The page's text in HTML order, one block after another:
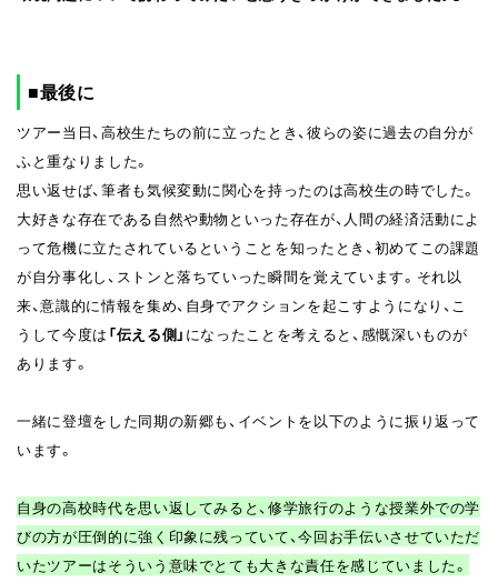
■最後に
ツアー当日、高校生たちの前に立ったとき、彼らの姿に過去の自分が
ふと重なりました。
思い返せば、筆者も気候変動に関心を持ったのは高校生の時でした。
大好きな存在である自然や動物といった存在が、人間の経済活動によ
って危機に立たされているということを知ったとき、初めてこの課題
が自分事化し、ストンと落ちていった瞬間を覚えています。それ以
来、意識的に情報を集め、自身でアクションを起こすようになり、こ
うして今度は 「伝える側」 になったことを考えると、感慨深いものが
あります。
一緒に登壇をした同期の新郷も、イベントを以下のように振り返って
います。
自身の高校時代を思い返してみると、修学旅行のような授業外での学
びの方が圧倒的に強く印象に残っていて、今回お手伝いさせていただ
いたツアーはそういう意味でとても大きな責任を感じていました。